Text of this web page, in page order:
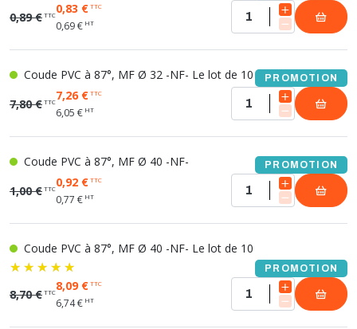
0,89 €TTC0,83 €TTC
0,69 € HT
Coude PVC à 87°, MF Ø 32 -NF- Le lot de 10 PROMOTION
7,80 €TTC7,26 €TTC
6,05 € HT
Coude PVC à 87°, MF Ø 40 -NF- PROMOTION
1,00 €TTC0,92 €TTC
0,77 € HT
Coude PVC à 87°, MF Ø 40 -NF- Le lot de 10
PROMOTION
8,70 €TTC8,09 €TTC
6,74 € HT